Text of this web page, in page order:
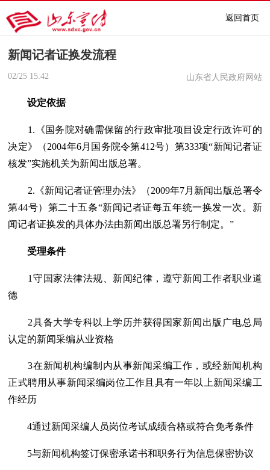
返回首页
新闻记者证换发流程
02/25 15:42 山东省人民政府网站
设定依据
1.《国务院对确需保留的行政审批项目设定行政许可的
决定》（2004年6月国务院令第412号）第333项“新闻记者证
核发”实施机关为新闻出版总署。
2.《新闻记者证管理办法》（2009年7月新闻出版总署令
第44号）第二十五条“新闻记者证每五年统一换发一次。新
闻记者证换发的具体办法由新闻出版总署另行制定。”
受理条件
1守国家法律法规、新闻纪律，遵守新闻工作者职业道
德
2具备大学专科以上学历并获得国家新闻出版广电总局
认定的新闻采编从业资格
3在新闻机构编制内从事新闻采编工作，或经新闻机构
正式聘用从事新闻采编岗位工作且具有一年以上新闻采编工
作经历
4通过新闻采编人员岗位考试成绩合格或符合免考条件
5与新闻机构签订保密承诺书和职务行为信息保密协议